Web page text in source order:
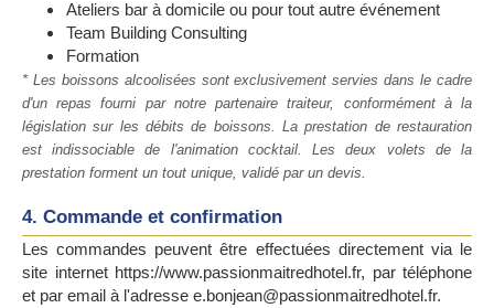
Ateliers bar à domicile ou pour tout autre événement
Team Building Consulting
Formation
* Les boissons alcoolisées sont exclusivement servies dans le cadre
d'un repas fourni par notre partenaire traiteur, conformément à la
législation sur les débits de boissons. La prestation de restauration
est indissociable de l'animation cocktail. Les deux volets de la
prestation forment un tout unique, validé par un devis.
4. Commande et confirmation
Les commandes peuvent être effectuées directement via le
site internet https://www.passionmaitredhotel.fr, par téléphone
et par email à l'adresse e.bonjean@passionmaitredhotel.fr.